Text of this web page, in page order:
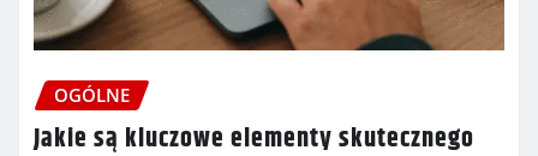
OGÓLNE
Jakie są kluczowe elementy skutecznego